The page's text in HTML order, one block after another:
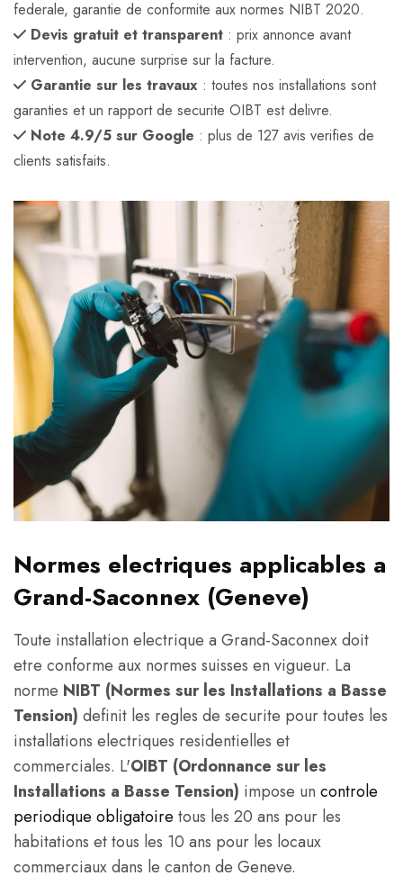
federale, garantie de conformite aux normes NIBT 2020.
Devis gratuit et transparent : prix annonce avant
intervention, aucune surprise sur la facture.
Garantie sur les travaux : toutes nos installations sont
garanties et un rapport de securite OIBT est delivre.
Note 4.9/5 sur Google : plus de 127 avis verifies de
clients satisfaits.
Normes electriques applicables a
Grand-Saconnex (Geneve)
Toute installation electrique a Grand-Saconnex doit
etre conforme aux normes suisses en vigueur. La
norme NIBT (Normes sur les Installations a Basse
Tension) definit les regles de securite pour toutes les
installations electriques residentielles et
commerciales. L'OIBT (Ordonnance sur les
Installations a Basse Tension) impose un controle
periodique obligatoire tous les 20 ans pour les
habitations et tous les 10 ans pour les locaux
commerciaux dans le canton de Geneve.